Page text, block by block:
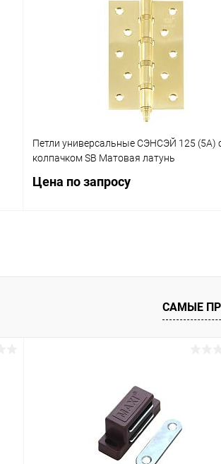
В наличии
Петли универсальные СЭНСЭЙ 125 (5A)
колпачком SB Матовая латунь
Цена по запросу
Купить в 1 клик Сравнение
САМЫЕ